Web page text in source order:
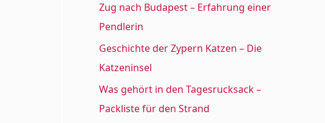
Zug nach Budapest – Erfahrung einer
Pendlerin
Geschichte der Zypern Katzen – Die
Katzeninsel
Was gehört in den Tagesrucksack –
Packliste für den Strand